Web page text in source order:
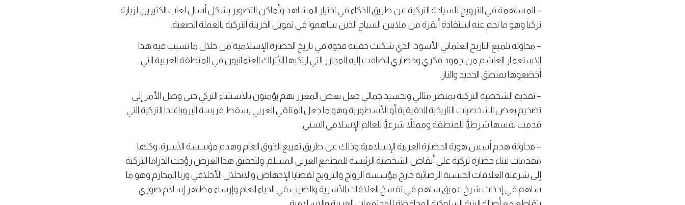
– المساهمة في الترويج للسياحة التركية عن طريق الذكاء في اختيار المشاهد وأماكن التصوير بشكل أسال لعاب الكثيرين لزيارة
تركيا وهو ما نجم عنه استفادة أنقرة من ملايين السياح الذين ساهموا في تمويل الخزينة التركية بالعملة الصعبة.
– محاولة تلميع التاريخ العثماني الأسود، الذي شكلت حقبته فجوة في تاريخ الحضارة الإسلامية من خلال ما تسبب فيه هذا
الاستعمار الغاشم من جمود فكري وحضاري انضافت إليه المجازر التي ارتكبها الأتراك العثمانيون في المنطقة العربية التي
أخضعوها بمنطق الحديد والنار.
– تقديم الشخصية التركية بمنظر مثالي وتجسيد جمالي جعل بعض المغرر بهم يؤمنون بالاستثناء التركي حتى وصل الأمر إلى
تضخيم بعض الشخصيات التاريخية الحقيقية أو الأسطورية وهو ما جعل المتلقي العربي يسقط فريسة البروباغندا التركية التي
قدمت نفسها شرطيًّا للمنطقة وممثلاً شرعيًّا للعالم الإسلامي السني.
– محاولة هدم أسس هوية الحضارة العربية الإسلامية وذلك عن طريق تمييع الذوق العام وهدم مؤسسة الأسرة، وكلها
مقدمات لبناء حضارة تركية على أنقاض الشخصية الرئيسة للمجتمع العربي المسلم. ولتحقيق هذا الغرض روَّجت الدراما التركية
إلى شرعنة العلاقات الجنسية الرضائية خارج مؤسسة الزواج والترويج لقضايا الإجهاض والانحلال الأخلاقي وزنا المحارم وهو ما
ساهم في إحداث شرخ عميق ساهم في تفسخ العلاقات الأسرية والضرب في الحياء العام وإرساء مظاهر إسلام صوري